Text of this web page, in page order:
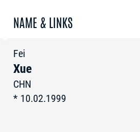
NAME & LINKS
Fei
Xue
CHN
* 10.02.1999